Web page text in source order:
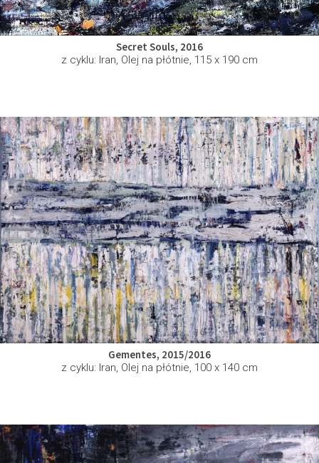
Secret Souls, 2016
z cyklu: Iran, Olej na płótnie, 115 x 190 cm
Gementes, 2015/2016
z cyklu: Iran, Olej na płótnie, 100 x 140 cm